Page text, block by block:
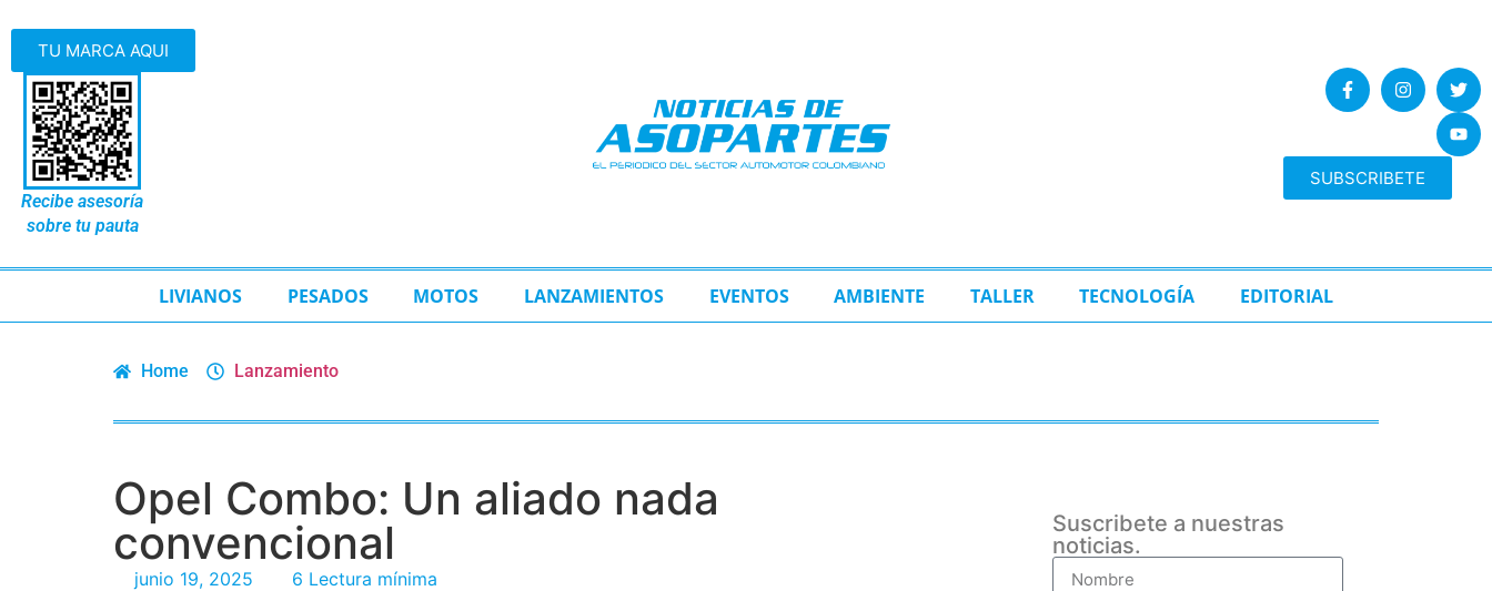
TU MARCA AQUI
Recibe asesoría
sobre tu pauta
SUBSCRIBETE
LIVIANOS PESADOS MOTOS LANZAMIENTOS EVENTOS AMBIENTE TALLER TECNOLOGÍA EDITORIAL
Home Lanzamiento
Opel Combo: Un aliado nada
convencional
junio 19, 2025 6 Lectura mínima
Suscribete a nuestras
noticias.